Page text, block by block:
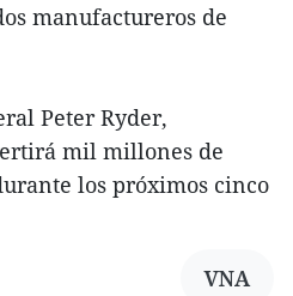
manufactureros de
Peter Ryder,
mil millones de
los próximos cinco
VNA